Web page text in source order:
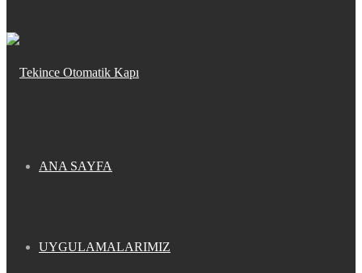
ANA SAYFA
UYGULAMALARIMIZ